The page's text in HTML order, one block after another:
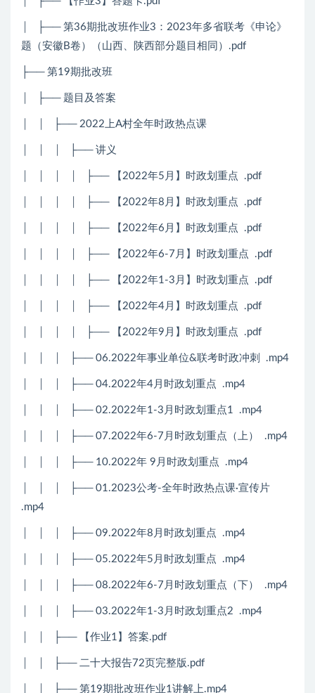
│ ├── 第36期批改班作业3：2023年多省联考《申论》
题（安徽B卷）（山西、陕西部分题目相同）.pdf
├── 第19期批改班
│ ├── 题目及答案
│ │ ├── 2022上A村全年时政热点课
│ │ │ ├── 讲义
│ │ │ │ ├── 【2022年5月】时政划重点 .pdf
│ │ │ │ ├── 【2022年8月】时政划重点 .pdf
│ │ │ │ ├── 【2022年6月】时政划重点 .pdf
│ │ │ │ ├── 【2022年6-7月】时政划重点 .pdf
│ │ │ │ ├── 【2022年1-3月】时政划重点 .pdf
│ │ │ │ ├── 【2022年4月】时政划重点 .pdf
│ │ │ │ ├── 【2022年9月】时政划重点 .pdf
│ │ │ ├── 06.2022年事业单位&联考时政冲刺 .mp4
│ │ │ ├── 04.2022年4月时政划重点 .mp4
│ │ │ ├── 02.2022年1-3月时政划重点1 .mp4
│ │ │ ├── 07.2022年6-7月时政划重点（上） .mp4
│ │ │ ├── 10.2022年 9月时政划重点 .mp4
│ │ │ ├── 01.2023公考-全年时政热点课·宣传片
.mp4
│ │ │ ├── 09.2022年8月时政划重点 .mp4
│ │ │ ├── 05.2022年5月时政划重点 .mp4
│ │ │ ├── 08.2022年6-7月时政划重点（下） .mp4
│ │ │ ├── 03.2022年1-3月时政划重点2 .mp4
│ │ ├── 【作业1】答案.pdf
│ │ ├── 二十大报告72页完整版.pdf
│ │ ├── 第19期批改班作业1讲解上.mp4